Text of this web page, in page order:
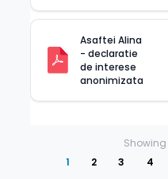
Asaftei Alina
- declaratie
de interese
anonimizata
Showing
1
2 3 4